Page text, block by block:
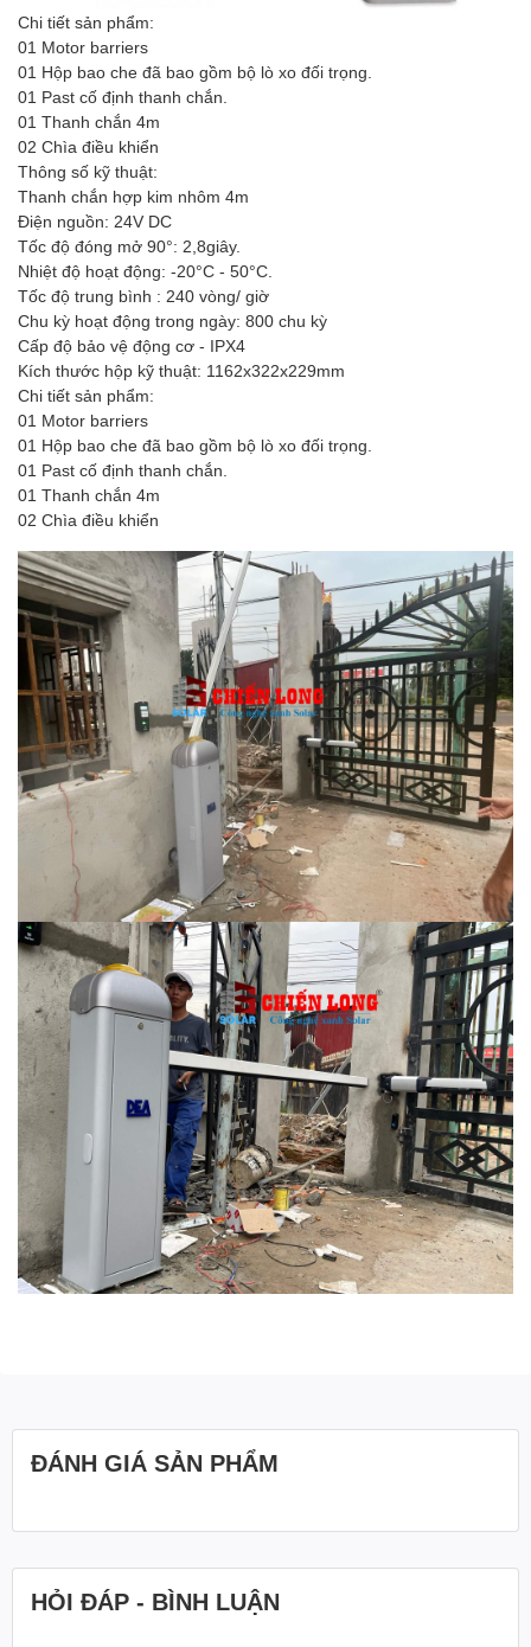
Chi tiết sản phẩm:
01 Motor barriers
01 Hộp bao che đã bao gồm bộ lò xo đối trọng.
01 Past cố định thanh chắn.
01 Thanh chắn 4m
02 Chìa điều khiển
Thông số kỹ thuật:
Thanh chắn hợp kim nhôm 4m
Điện nguồn: 24V DC
Tốc độ đóng mở 90°: 2,8giây.
Nhiệt độ hoạt động: -20°C - 50°C.
Tốc độ trung bình : 240 vòng/ giờ
Chu kỳ hoạt động trong ngày: 800 chu kỳ
Cấp độ bảo vệ động cơ - IPX4
Kích thước hộp kỹ thuật: 1162x322x229mm
Chi tiết sản phẩm:
01 Motor barriers
01 Hộp bao che đã bao gồm bộ lò xo đối trọng.
01 Past cố định thanh chắn.
01 Thanh chắn 4m
02 Chìa điều khiển
ĐÁNH GIÁ SẢN PHẨM
HỎI ĐÁP - BÌNH LUẬN